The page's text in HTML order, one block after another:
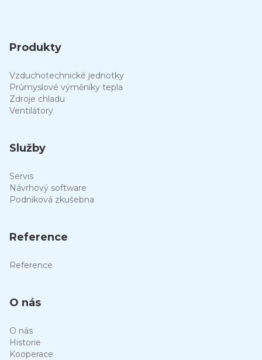
Produkty
Vzduchotechnické jednotky
Průmyslové výměníky tepla
Zdroje chladu
Ventilátory
Služby
Servis
Návrhový software
Podniková zkušebna
Reference
Reference
O nás
O nás
Historie
Kooperace